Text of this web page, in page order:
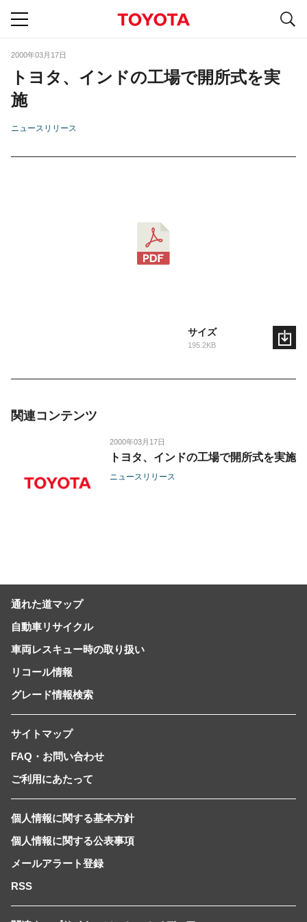
2000年03月17日
トヨタ、インドの工場で開所式を実
施
ニュースリリース
サイズ
195.2KB
関連コンテンツ
2000年03月17日
トヨタ、インドの工場で開所式を実施
ニュースリリース
通れた道マップ
自動車リサイクル
車両レスキュー時の取り扱い
リコール情報
グレード情報検索
サイトマップ
FAQ・お問い合わせ
ご利用にあたって
個人情報に関する基本方針
個人情報に関する公表事項
メールアラート登録
RSS